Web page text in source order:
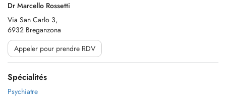
Dr Marcello Rossetti
Via San Carlo 3,
6932 Breganzona
Appeler pour prendre RDV
Spécialités
Psychiatre